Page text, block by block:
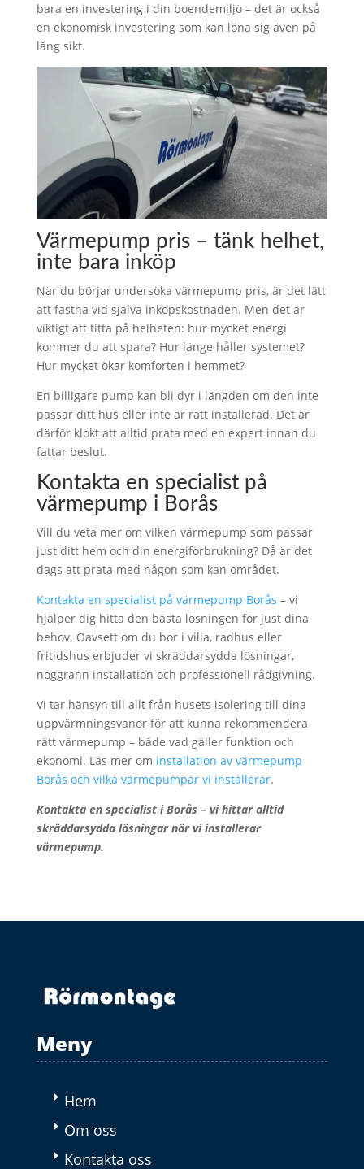
bara en investering i din boendemiljö – det är också
en ekonomisk investering som kan löna sig även på
lång sikt.
Värmepump pris – tänk helhet,
inte bara inköp
När du börjar undersöka värmepump pris, är det lätt
att fastna vid själva inköpskostnaden. Men det är
viktigt att titta på helheten: hur mycket energi
kommer du att spara? Hur länge håller systemet?
Hur mycket ökar komforten i hemmet?
En billigare pump kan bli dyr i längden om den inte
passar ditt hus eller inte är rätt installerad. Det är
därför klokt att alltid prata med en expert innan du
fattar beslut.
Kontakta en specialist på
värmepump i Borås
Vill du veta mer om vilken värmepump som passar
just ditt hem och din energiförbrukning? Då är det
dags att prata med någon som kan området.
Kontakta en specialist på värmepump Borås – vi
hjälper dig hitta den bästa lösningen för just dina
behov. Oavsett om du bor i villa, radhus eller
fritidshus erbjuder vi skräddarsydda lösningar,
noggrann installation och professionell rådgivning.
Vi tar hänsyn till allt från husets isolering till dina
uppvärmningsvanor för att kunna rekommendera
rätt värmepump – både vad gäller funktion och
ekonomi. Läs mer om installation av värmepump
Borås och vilka värmepumpar vi installerar.
Kontakta en specialist i Borås – vi hittar alltid
skräddarsydda lösningar när vi installerar
värmepump.
Meny
Hem
Om oss
Kontakta oss